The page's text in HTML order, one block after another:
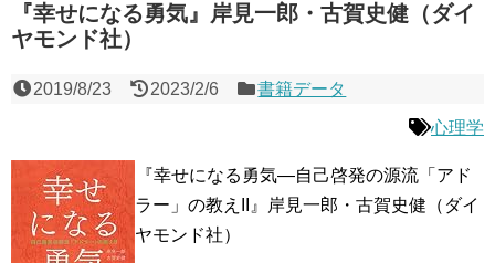
『幸せになる勇気』岸見一郎・古賀史健（ダイ
ヤモンド社）
2019/8/23 2023/2/6 書籍データ
心理学
『幸せになる勇気―自己啓発の源流「アド
ラー」の教えII』岸見一郎・古賀史健（ダイ
ヤモンド社）